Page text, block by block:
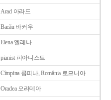
Arad 아라드
Bacǎu 바커우
Elena 엘레나
pianist 피아니스트
Cîmpina 큼피나, România 로므니아
Oradea 오라데아